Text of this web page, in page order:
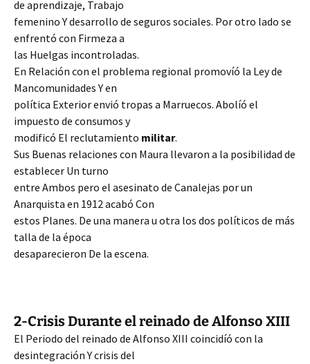
de aprendizaje, Trabajo
femenino Y desarrollo de seguros sociales. Por otro lado se
enfrentó con Firmeza a
las Huelgas incontroladas.
En Relación con el problema regional promovíó la Ley de
Mancomunidades Y en
política Exterior envió tropas a Marruecos. Abolíó el
impuesto de consumos y
modificó El reclutamiento militar.
Sus Buenas relaciones con Maura llevaron a la posibilidad de
establecer Un turno
entre Ambos pero el asesinato de Canalejas por un
Anarquista en 1912 acabó Con
estos Planes. De una manera u otra los dos políticos de más
talla de la época
desaparecieron De la escena.
2-Crisis Durante el reinado de Alfonso XIII
El Periodo del reinado de Alfonso XIII coincidíó con la
desintegración Y crisis del